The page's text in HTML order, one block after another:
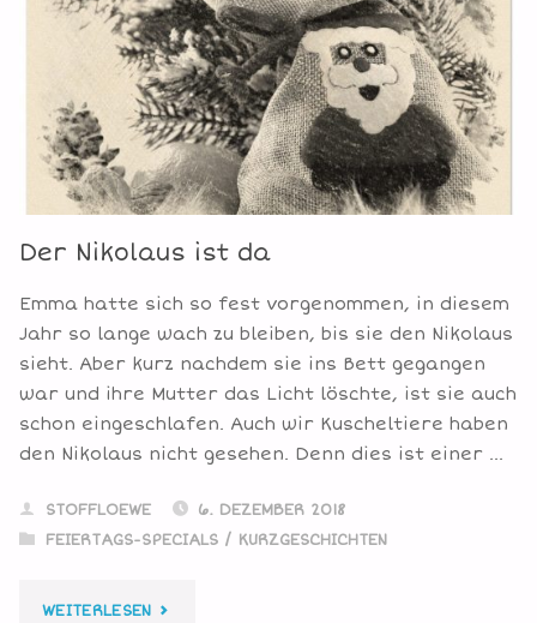
NOCH
NIE"
Der Nikolaus ist da
Emma hatte sich so fest vorgenommen, in diesem
Jahr so lange wach zu bleiben, bis sie den Nikolaus
sieht. Aber kurz nachdem sie ins Bett gegangen
war und ihre Mutter das Licht löschte, ist sie auch
schon eingeschlafen. Auch wir Kuscheltiere haben
den Nikolaus nicht gesehen. Denn dies ist einer …
STOFFLOEWE
6. DEZEMBER 2018
FEIERTAGS-SPECIALS/ KURZGESCHICHTEN
WEITERLESEN"DER